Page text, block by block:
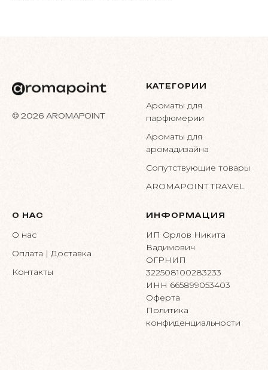
© 2026 AROMAPOINT
КАТЕГОРИИ
Ароматы для
парфюмерии
Ароматы для
аромадизайна
Сопутствующие товары
AROMAPOINT TRAVEL
О НАС
О нас
Оплата | Доставка
Контакты
ИНФОРМАЦИЯ
ИП Орлов Никита
Вадимович
ОГРНИП
322508100283233
ИНН 665899053403
Оферта
Политика
конфиденциальности